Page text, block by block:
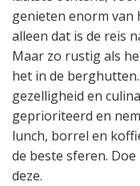
genieten enorm van
alleen dat is de reis
Maar zo rustig als
het in de
gezelligheid en
geprioriteerd en
lunch, borrel en
de beste sferen.
deze.